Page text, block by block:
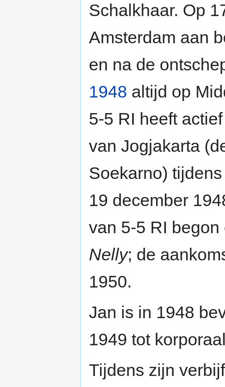
Schalkhaar. Op
Amsterdam aan
en na de
1948 altijd op
5-5 RI heeft
van Jogjakarta
Soekarno)
19 december
van 5-5 RI
Nelly; de
1950.
Jan is in 1948
1949 tot
Tijdens zijn